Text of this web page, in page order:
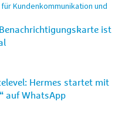
Kundenkommunikation und
ist
Hermes startet mit
auf WhatsApp